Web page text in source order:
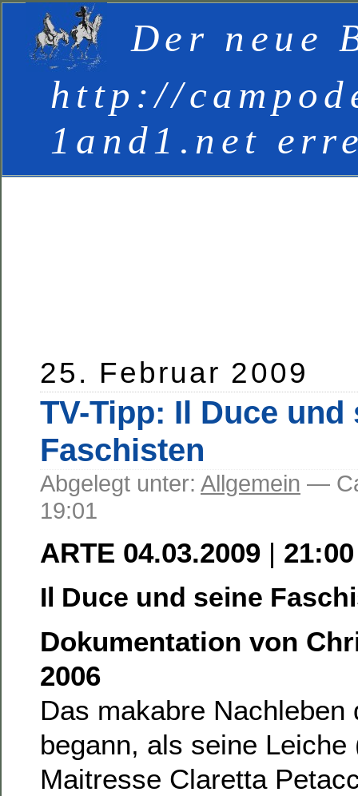
Der neue
http://
1and1.net
25. Februar 2009
TV-Tipp: Il Duce und
Faschisten
Abgelegt unter: Allgemein —
19:01
ARTE 04.03.2009 | 21:00
Il Duce und seine
Dokumentation von
2006
Das makabre Nachleben
begann, als seine
Maitresse Claretta